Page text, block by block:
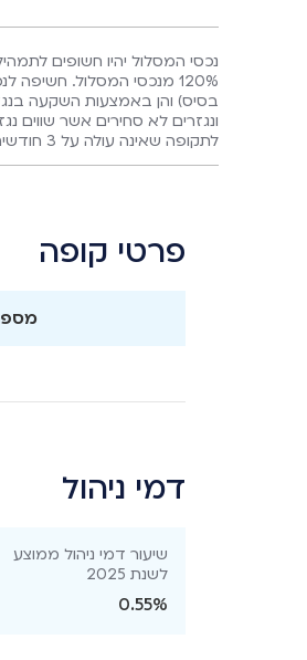
120% מנכסי המסלול.
בסיס) והן באמצעות השקעה
ונגזרים לא סחירים אשר שווים
לתקופה שאינה עולה על 3 חודשים ממועד הפקדתם. השקעה במסלול זה עשויה להיות חשופה לסיכוני מטבע.
פרטי קופה
דמי ניהול
שיעור דמי ניהול ממוצע
לשנת 2025
0.55%